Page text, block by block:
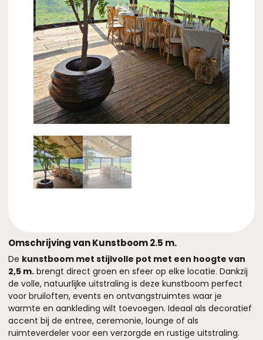
Omschrijving van Kunstboom 2.5 m.
De kunstboom met stijlvolle pot met een hoogte van
2,5 m. brengt direct groen en sfeer op elke locatie. Dankzij
de volle, natuurlijke uitstraling is deze kunstboom perfect
voor bruiloften, events en ontvangstruimtes waar je
warmte en aankleding wilt toevoegen. Ideaal als decoratief
accent bij de entree, ceremonie, lounge of als
ruimteverdeler voor een verzorgde en rustige uitstraling.